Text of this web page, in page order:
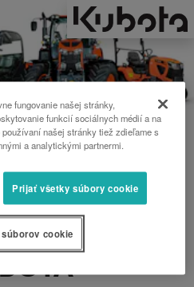
WHY
CHOOSE
fungovanie našej stránky,
funkcií sociálnych médií a na
našej stránky tiež zdieľame s
a analytickými partnermi.
Prijať všetky súbory cookie
cookie